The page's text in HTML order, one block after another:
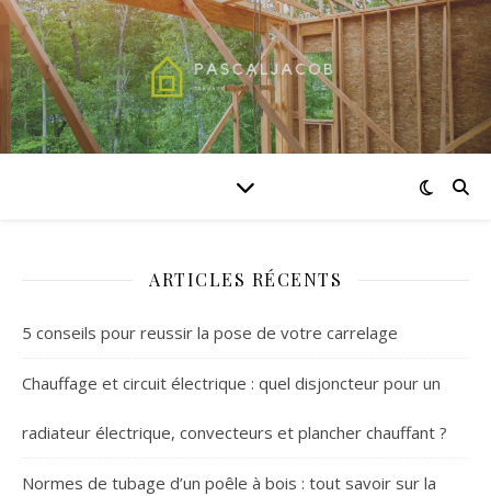
ARTICLES RÉCENTS
5 conseils pour reussir la pose de votre carrelage
Chauffage et circuit électrique : quel disjoncteur pour un
radiateur électrique, convecteurs et plancher chauffant ?
Normes de tubage d’un poêle à bois : tout savoir sur la